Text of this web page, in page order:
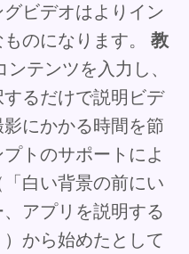
ビデオはよりイン
のになります。 教
テンツを入力し、
るだけで説明ビデ
にかかる時間を節
トのサポートによ
白い背景の前にい
アプリを説明する
から始めたとして